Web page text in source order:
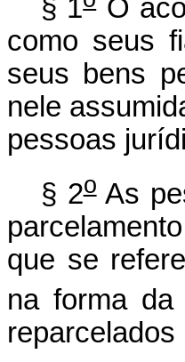
§ 1 O
como seus
seus bens
nele
pessoas
§ 2oAs
que se
na forma da